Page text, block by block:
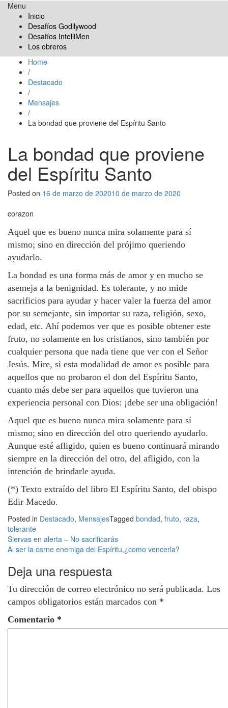
Obreros Universal
Menu
Inicio
Desafíos Godllywood
Desafíos IntelliMen
Los obreros
Home
/
Destacado
/
Mensajes
/
La bondad que proviene del Espíritu Santo
La bondad que proviene
del Espíritu Santo
Posted on 16 de marzo de 202010 de marzo de 2020
corazon
Aquel que es bueno nunca mira solamente para sí
mismo; sino en dirección del prójimo queriendo
ayudarlo.
La bondad es una forma más de amor y en mucho se
asemeja a la benignidad. Es tolerante, y no mide
sacrificios para ayudar y hacer valer la fuerza del amor
por su semejante, sin importar su raza, religión, sexo,
edad, etc. Ahí podemos ver que es posible obtener este
fruto, no solamente en los cristianos, sino también por
cualquier persona que nada tiene que ver con el Señor
Jesús. Mire, si esta modalidad de amor es posible para
aquellos que no probaron el don del Espíritu Santo,
cuanto más debe ser para aquellos que tuvieron una
experiencia personal con Dios: ¡debe ser una obligación!
Aquel que es bueno nunca mira solamente para sí
mismo; sino en dirección del otro queriendo ayudarlo.
Aunque esté afligido, quien es bueno continuará mirando
siempre en la dirección del otro, del afligido, con la
intención de brindarle ayuda.
(*) Texto extraído del libro El Espíritu Santo, del obispo
Edir Macedo.
Posted in Destacado, MensajesTagged bondad, fruto, raza,
tolerante
Navegación
de
entradas
Siervas en alerta – No sacrificarás
Al ser la carne enemiga del Espíritu,¿como vencerla?
Deja una respuesta
Tu dirección de correo electrónico no será publicada. Los
campos obligatorios están marcados con *
Comentario *